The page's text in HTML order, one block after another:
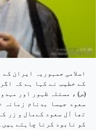
اسلامی جمہوریہ ایران
کے خطیب نے کہا ہے کہ
(ص) ، مسئلہ ظہور اور
سعود جیسا بدنام زمانہ
تھا آل سعود کےمال و زر
کو نابود کرنا چاہتے